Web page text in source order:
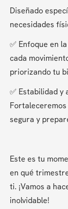
Diseñado
necesidades
✅ Enfoque en
cada
priorizando tu
✅ Estabilidad y
segura y
Este es tu
en qué
ti. ¡Vamos a
inolvidable!